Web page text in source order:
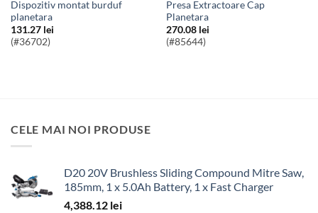
Dispozitiv montat burduf
planetara
131.27 lei
(#36702)
Presa Extractoare Cap
Planetara
270.08 lei
(#85644)
CELE MAI NOI PRODUSE
D20 20V Brushless Sliding Compound Mitre Saw,
185mm, 1 x 5.0Ah Battery, 1 x Fast Charger
4,388.12 lei